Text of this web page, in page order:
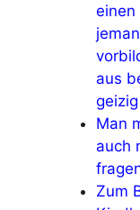
einen
aus
Man
auch
Zum